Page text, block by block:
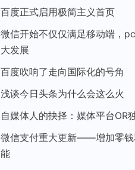
百度正式启用极简主义首页
微信开始不仅仅满足移动端，
大发展
百度吹响了走向国际化的号角
浅谈今日头条为什么会这么火
自媒体人的抉择：媒体平台OR
微信支付重大更新——增加零钱
能